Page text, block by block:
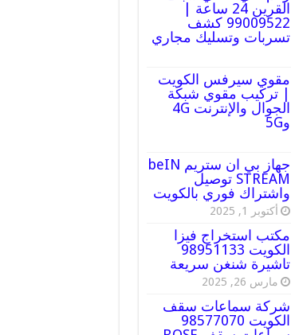
القرين 24 ساعة |
99009522 كشف
تسربات وتسليك مجاري
مقوي سيرفس الكويت
| تركيب مقوي شبكة
الجوال والإنترنت 4G
و5G
جهاز بي ان ستريم beIN
STREAM توصيل
واشتراك فوري بالكويت
أكتوبر 1, 2025
مكتب استخراج فيزا
الكويت 98951133
تاشيرة شنغن سريعة
مارس 26, 2025
شركة سماعات سقف
الكويت 98577070